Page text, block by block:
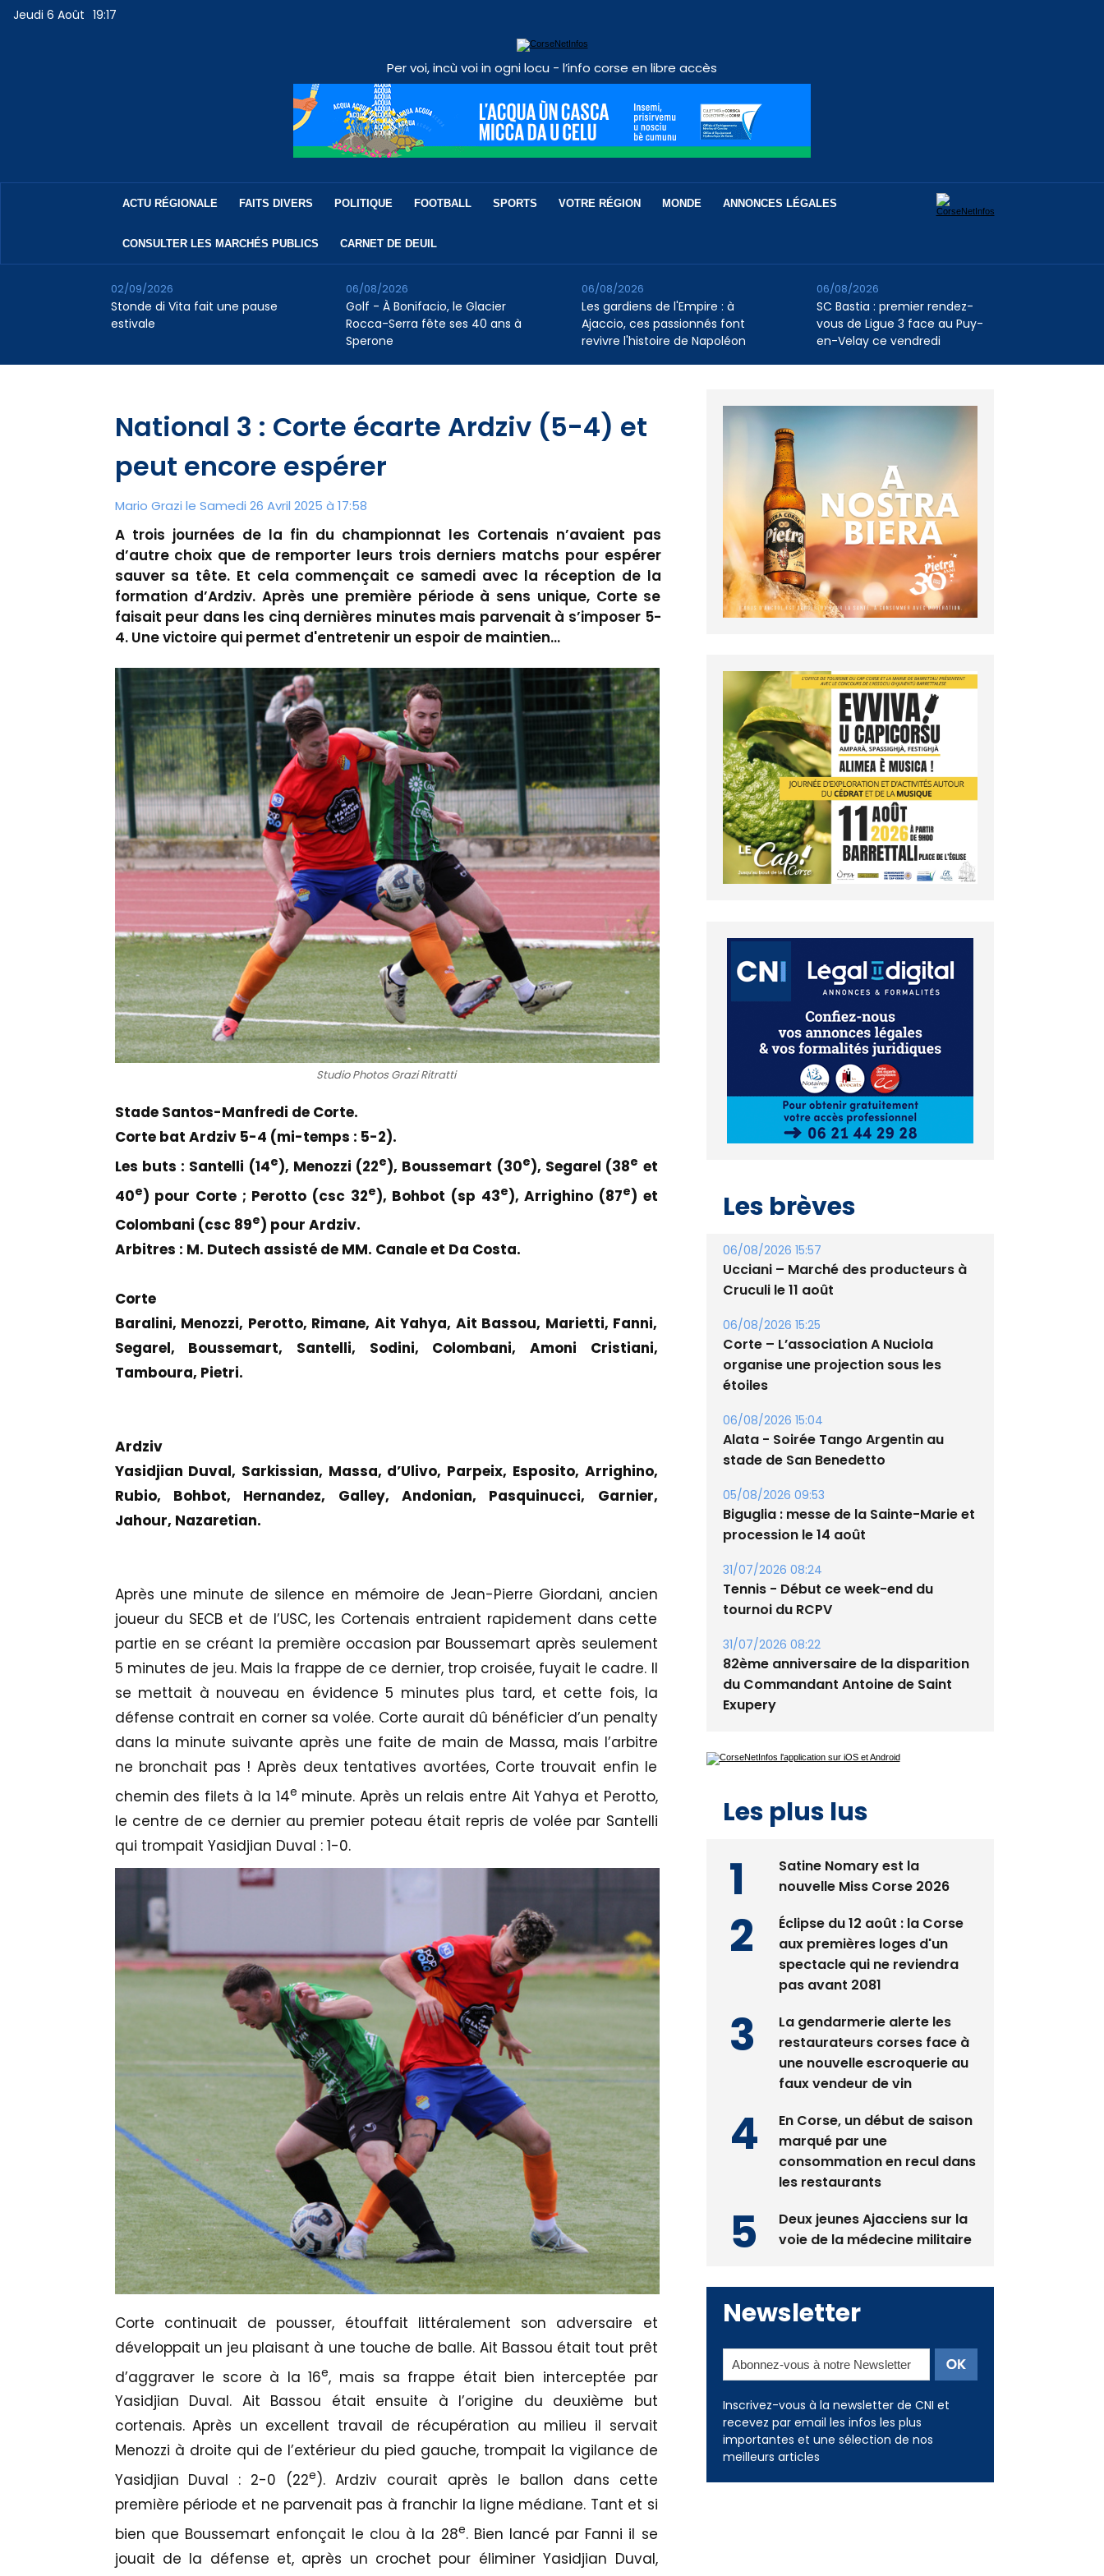
Jeudi 6 Août 19:17
Per voi, incù voi in ogni locu - l’info corse en libre accès
ACTU RÉGIONALE FAITS DIVERS POLITIQUE FOOTBALL SPORTS VOTRE RÉGION MONDE ANNONCES LÉGALES
CONSULTER LES MARCHÉS PUBLICS CARNET DE DEUIL
Stonde di Vita fait une pause
estivale
02/09/2026
Golf - À Bonifacio, le Glacier
Rocca-Serra fête ses 40 ans à
Sperone
06/08/2026
Les gardiens de l'Empire : à
Ajaccio, ces passionnés font
revivre l'histoire de Napoléon
06/08/2026
SC Bastia : premier rendez-
vous de Ligue 3 face au Puy-
en-Velay ce vendredi
06/08/2026
National 3 : Corte écarte Ardziv (5-4) et
peut encore espérer
Mario Grazi le Samedi 26 Avril 2025 à 17:58
A trois journées de la fin du championnat les Cortenais n’avaient pas
d’autre choix que de remporter leurs trois derniers matchs pour espérer
sauver sa tête. Et cela commençait ce samedi avec la réception de la
formation d’Ardziv. Après une première période à sens unique, Corte se
faisait peur dans les cinq dernières minutes mais parvenait à s’imposer 5-
4. Une victoire qui permet d'entretenir un espoir de maintien…
Studio Photos Grazi Ritratti
Stade Santos-Manfredi de Corte.
Corte bat Ardziv 5-4 (mi-temps : 5-2).
Les buts : Santelli (14e), Menozzi (22e), Boussemart (30e), Segarel (38e et
40e) pour Corte ; Perotto (csc 32e), Bohbot (sp 43e), Arrighino (87e) et
Colombani (csc 89e) pour Ardziv.
Arbitres : M. Dutech assisté de MM. Canale et Da Costa.
Corte
Baralini, Menozzi, Perotto, Rimane, Ait Yahya, Ait Bassou, Marietti, Fanni,
Segarel, Boussemart, Santelli, Sodini, Colombani, Amoni Cristiani,
Tamboura, Pietri.
Ardziv
Yasidjian Duval, Sarkissian, Massa, d’Ulivo, Parpeix, Esposito, Arrighino,
Rubio, Bohbot, Hernandez, Galley, Andonian, Pasquinucci, Garnier,
Jahour, Nazaretian.
Après une minute de silence en mémoire de Jean-Pierre Giordani, ancien
joueur du SECB et de l’USC, les Cortenais entraient rapidement dans cette
partie en se créant la première occasion par Boussemart après seulement
5 minutes de jeu. Mais la frappe de ce dernier, trop croisée, fuyait le cadre. Il
se mettait à nouveau en évidence 5 minutes plus tard, et cette fois, la
défense contrait en corner sa volée. Corte aurait dû bénéficier d’un penalty
dans la minute suivante après une faite de main de Massa, mais l’arbitre
ne bronchait pas ! Après deux tentatives avortées, Corte trouvait enfin le
chemin des filets à la 14e minute. Après un relais entre Ait Yahya et Perotto,
le centre de ce dernier au premier poteau était repris de volée par Santelli
qui trompait Yasidjian Duval : 1-0.
Corte continuait de pousser, étouffait littéralement son adversaire et
développait un jeu plaisant à une touche de balle. Ait Bassou était tout prêt
d’aggraver le score à la 16e, mais sa frappe était bien interceptée par
Yasidjian Duval. Ait Bassou était ensuite à l’origine du deuxième but
cortenais. Après un excellent travail de récupération au milieu il servait
Menozzi à droite qui de l’extérieur du pied gauche, trompait la vigilance de
Yasidjian Duval : 2-0 (22e). Ardziv courait après le ballon dans cette
première période et ne parvenait pas à franchir la ligne médiane. Tant et si
bien que Boussemart enfonçait le clou à la 28e. Bien lancé par Fanni il se
jouait de la défense et, après un crochet pour éliminer Yasidjian Duval,
Les brèves
06/08/2026 15:57
Ucciani – Marché des producteurs à
Cruculi le 11 août
06/08/2026 15:25
Corte – L’association A Nuciola
organise une projection sous les
étoiles
06/08/2026 15:04
Alata - Soirée Tango Argentin au
stade de San Benedetto
05/08/2026 09:53
Biguglia : messe de la Sainte-Marie et
procession le 14 août
31/07/2026 08:24
Tennis - Début ce week-end du
tournoi du RCPV
31/07/2026 08:22
82ème anniversaire de la disparition
du Commandant Antoine de Saint
Exupery
Les plus lus
Satine Nomary est la
nouvelle Miss Corse 2026
Éclipse du 12 août : la Corse
aux premières loges d'un
spectacle qui ne reviendra
pas avant 2081
La gendarmerie alerte les
restaurateurs corses face à
une nouvelle escroquerie au
faux vendeur de vin
En Corse, un début de saison
marqué par une
consommation en recul dans
les restaurants
Deux jeunes Ajacciens sur la
voie de la médecine militaire
Newsletter
Inscrivez-vous à la newsletter de CNI et
recevez par email les infos les plus
importantes et une sélection de nos
meilleurs articles